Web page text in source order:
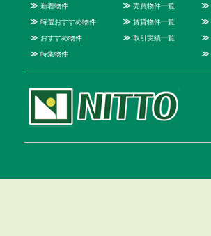
≫ 新着物件
≫ 特選おすすめ物件
≫ おすすめ物件
≫ 特集物件
≫ 売買物件一覧
≫ 賃貸物件一覧
≫ 取引実績一覧
≫
≫
≫
≫